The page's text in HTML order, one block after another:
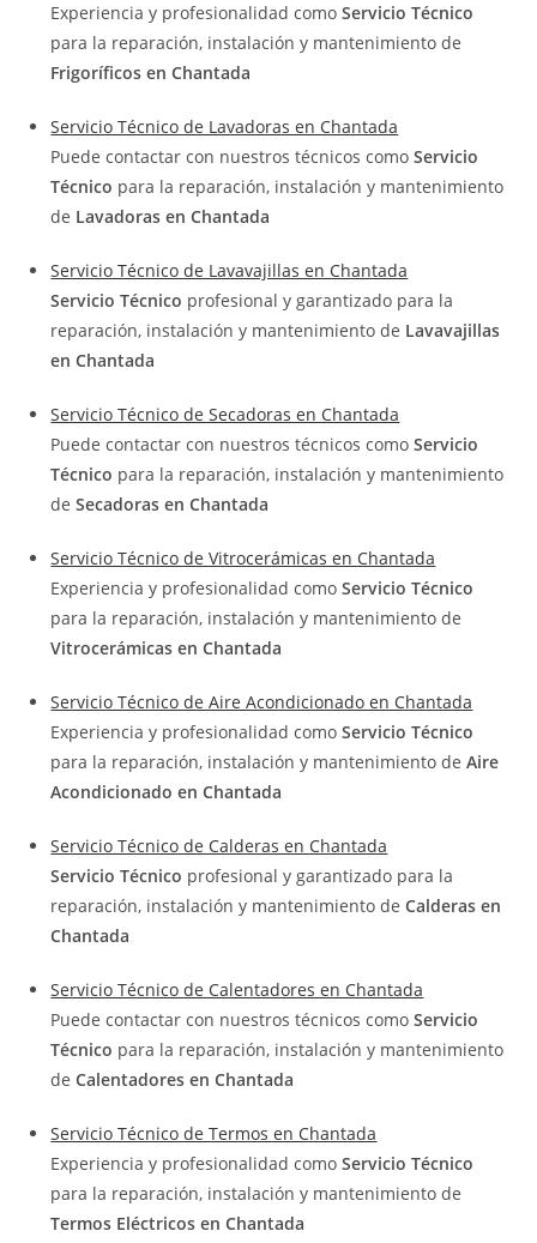
Experiencia y profesionalidad comoServicio Técnico
para la reparación, instalación y mantenimiento de
Frigoríficos en Chantada
Servicio Técnico de Lavadoras en Chantada
Puede contactar con nuestros técnicos comoServicio
Técnico para la reparación, instalación y mantenimiento
de Lavadoras en Chantada
Servicio Técnico de Lavavajillas en Chantada
Servicio Técnico profesional y garantizado para la
reparación, instalación y mantenimiento de Lavavajillas
en Chantada
Servicio Técnico de Secadoras en Chantada
Puede contactar con nuestros técnicos comoServicio
Técnico para la reparación, instalación y mantenimiento
deSecadoras en Chantada
Servicio Técnico de Vitrocerámicas en Chantada
Experiencia y profesionalidad comoServicio Técnico
para la reparación, instalación y mantenimiento de
Vitrocerámicas en Chantada
Servicio Técnico de Aire Acondicionado en Chantada
Experiencia y profesionalidad comoServicio Técnico
para la reparación, instalación y mantenimiento deAire
Acondicionado en Chantada
Servicio Técnico de Calderas en Chantada
Servicio Técnico profesional y garantizado para la
reparación, instalación y mantenimiento deCalderas en
Chantada
Servicio Técnico de Calentadores en Chantada
Puede contactar con nuestros técnicos comoServicio
Técnico para la reparación, instalación y mantenimiento
deCalentadores en Chantada
Servicio Técnico de Termos en Chantada
Experiencia y profesionalidad comoServicio Técnico
para la reparación, instalación y mantenimiento de
Termos Eléctricos en Chantada